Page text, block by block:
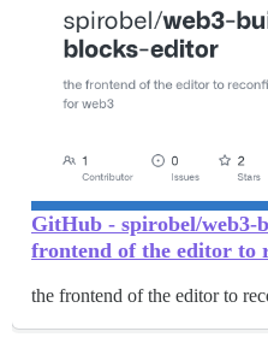
GitHub - spirobel/
frontend of the editor to
the frontend of the editor to